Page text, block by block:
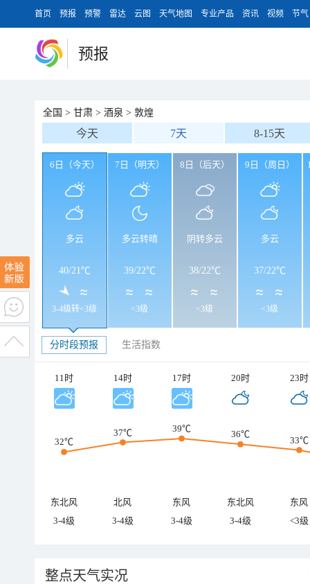
首页 预报 预警 雷达 云图 天气地图 专业产品 资讯 视频 节气
预报
全国 > 甘肃 > 酒泉 > 敦煌
今天 7天 8-15天
6日（今天）
多云
40/21℃
3-4级转<3级
7日（明天）
多云转晴
39/22℃
<3级
8日（后天）
阴转多云
38/22℃
<3级
9日（周日）
多云
37/22℃
<3级
分时段预报 生活指数
11时 14时 17时 20时 23时
32℃
37℃ 39℃
36℃
33℃
东北风 北风 东风 东北风
东风
3-4级
3-4级 3-4级 3-4级 <3级
整点天气实况